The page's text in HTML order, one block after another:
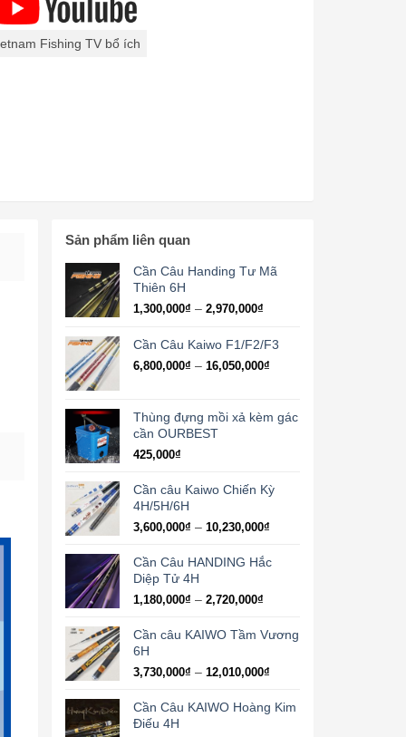
Fishing TV bổ ích
Sản phẩm liên quan
Cần Câu Handing Tư Mã
Thiên 6H
1,300,000₫ – 2,970,000₫Khoảng
từ
đến
Cần Câu Kaiwo F1/F2/F3
6,800,000₫ – 16,050,000₫Khoảng
6,800,000₫
Thùng đựng mồi xả kèm gác
cần OURBEST
425,000₫
Cần câu Kaiwo Chiến Kỳ
4H/5H/6H
3,600,000₫ – 10,230,000₫Khoảng
từ
Cần Câu HANDING Hắc
Diệp Tử 4H
1,180,000₫ – 2,720,000₫Khoảng
từ
2,720,000₫
Cần câu KAIWO Tầm Vương
6H
3,730,000₫ – 12,010,000₫Khoảng
từ
Cần Câu KAIWO Hoàng Kim
Điếu 4H